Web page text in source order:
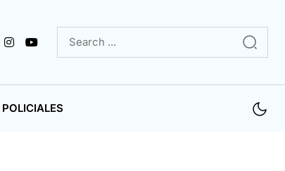
POLICIALES